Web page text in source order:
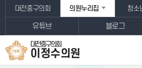
본문바로가기
대전중구의회 의원누리집 청소
유튜브 블로그
대전중구의회
이정수의원